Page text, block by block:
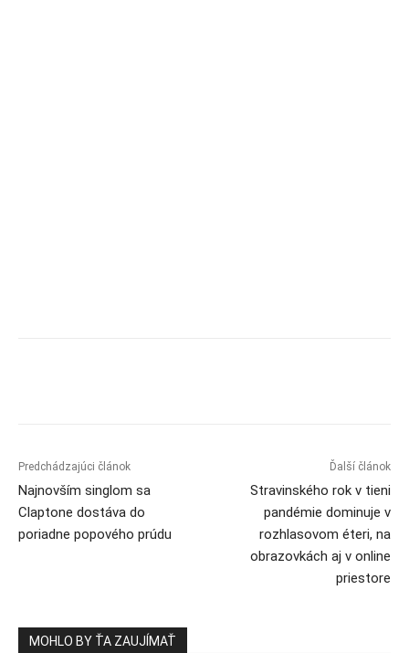
Predchádzajúci článok
Najnovším singlom sa
Claptone dostáva do
poriadne popového prúdu
Ďalší článok
Stravinského rok v tieni
pandémie dominuje v
rozhlasovom éteri, na
obrazovkách aj v online
priestore
MOHLO BY ŤA ZAUJÍMAŤ